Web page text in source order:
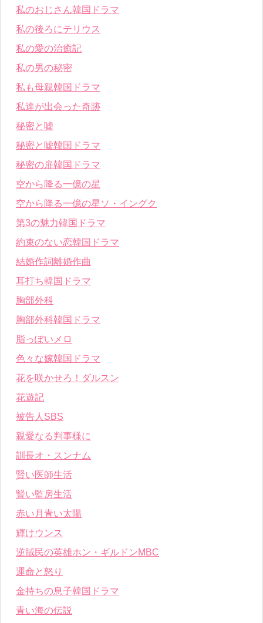
私のおじさん韓国ドラマ
私の後ろにテリウス
私の愛の治癒記
私の男の秘密
私も母親韓国ドラマ
私達が出会った奇跡
秘密と嘘
秘密と嘘韓国ドラマ
秘密の扉韓国ドラマ
空から降る一億の星
空から降る一億の星ソ・イングク
第3の魅力韓国ドラマ
約束のない恋韓国ドラマ
結婚作詞離婚作曲
耳打ち韓国ドラマ
胸部外科
胸部外科韓国ドラマ
脂っぽいメロ
色々な嫁韓国ドラマ
花を咲かせろ！ダルスン
花遊記
被告人SBS
親愛なる判事様に
訓長オ・スンナム
賢い医師生活
賢い監房生活
赤い月青い太陽
輝けウンス
逆賊民の英雄ホン・ギルドンMBC
運命と怒り
金持ちの息子韓国ドラマ
青い海の伝説